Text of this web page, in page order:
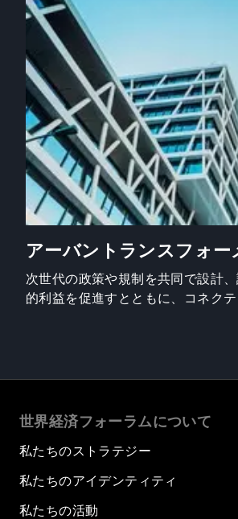
アーバントランスフォー
次世代の政策や規制を共同で設計
的利益を促進すとともに、コネク
世界経済フォーラムについて
私たちのストラテジー
私たちのアイデンティティ
私たちの活動